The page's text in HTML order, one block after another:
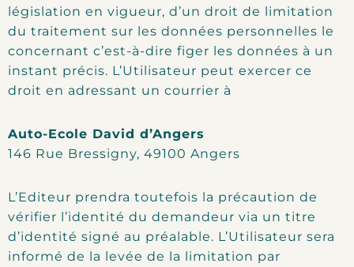
législation en vigueur, d’un droit de limitation
du traitement sur les données personnelles le
concernant c’est-à-dire figer les données à un
instant précis. L’Utilisateur peut exercer ce
droit en adressant un courrier à
Auto-Ecole David d’Angers
146 Rue Bressigny, 49100 Angers
L’Editeur prendra toutefois la précaution de
vérifier l’identité du demandeur via un titre
d’identité signé au préalable. L’Utilisateur sera
informé de la levée de la limitation par